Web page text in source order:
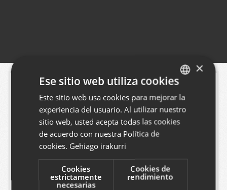
BASQUE
SPANISH
×
Ese sitio web utiliza cookies
Este sitio web usa cookies para mejorar la
experiencia del usuario. Al utilizar nuestro
sitio web, usted acepta todas las cookies
de acuerdo con nuestra Política de
cookies. Gehiago irakurri
Cookies
estrictamente
necesarias
Cookies de
rendimiento